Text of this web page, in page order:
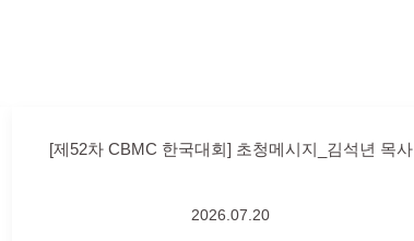
[제52차 CBMC 한국대회] 초청메시지_김석년 목사
2026.07.20